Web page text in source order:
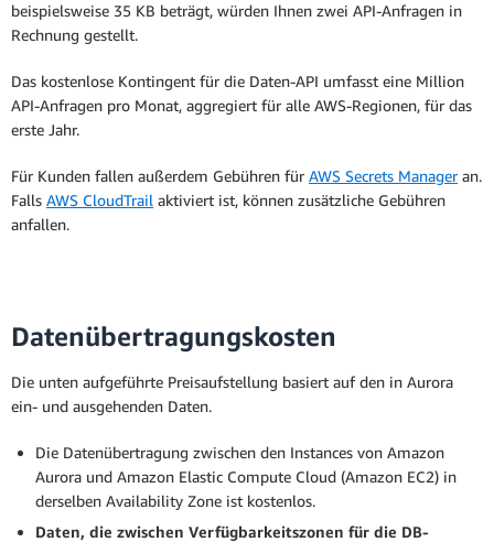
beispielsweise 35 KB beträgt, würden Ihnen zwei API-Anfragen in
Rechnung gestellt.
Das kostenlose Kontingent für die Daten-API umfasst eine Million
API-Anfragen pro Monat, aggregiert für alle AWS-Regionen, für das
erste Jahr.
Für Kunden fallen außerdem Gebühren für AWS Secrets Manageran.
Falls AWS CloudTrail aktiviert ist, können zusätzliche Gebühren
anfallen.
Datenübertragungskosten
Die unten aufgeführte Preisaufstellung basiert auf den in Aurora
ein- und ausgehenden Daten.
Die Datenübertragung zwischen den Instances von Amazon
Aurora und Amazon Elastic Compute Cloud (Amazon EC2) in
derselben Availability Zone ist kostenlos.
Daten, die zwischen Verfügbarkeitszonen für die DB-